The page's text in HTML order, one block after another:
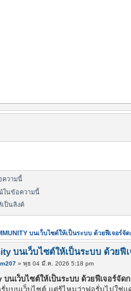
ความนี้
ในข้อความนี้
ป็นลิงค์
บนเว็บไซต์ให้เป็นระบบ ด้วยฟีเจอร์จั
บนเว็บไซต์ให้เป็นระบบ ด้วย
» พุธ 04 มี.ค. 2026 5:18 pm
บนเว็บไซต์ให้เป็นระบบ ด้วยฟีเจอร์จั
รั่มบนเว็บไซต์ แต่รู้ไหมว่าฟอรั่มไม่ใ